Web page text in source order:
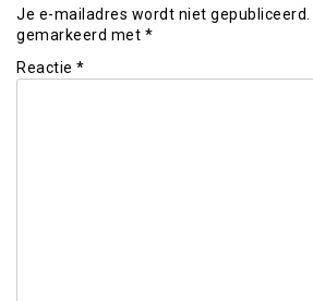
Je e-mailadres wordt niet gepubliceerd.
gemarkeerd met *
Reactie *